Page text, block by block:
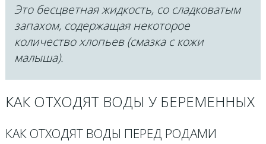
Это бесцветная жидкость, со сладковатым
запахом, содержащая некоторое
количество хлопьев (смазка с кожи
малыша).
КАК ОТХОДЯТ ВОДЫ У БЕРЕМЕННЫХ
КАК ОТХОДЯТ ВОДЫ ПЕРЕД РОДАМИ